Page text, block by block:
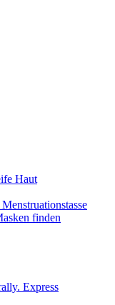
Haut
finden
Express